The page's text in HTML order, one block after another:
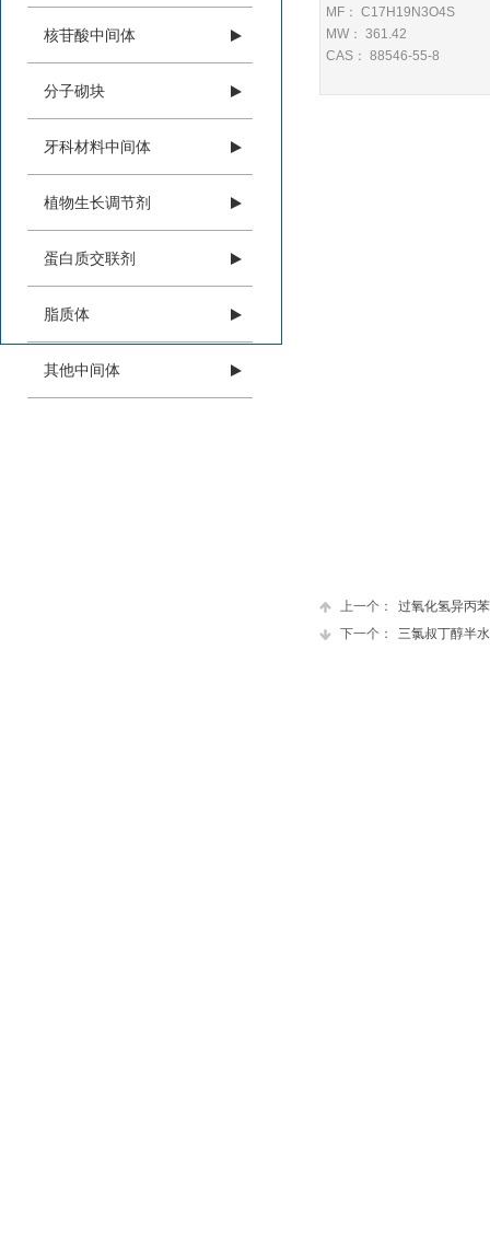
核苷酸中间体
分子砌块
牙科材料中间体
植物生长调节剂
蛋白质交联剂
脂质体
其他中间体
MF： C17H19N3O4S
MW： 361.42
CAS： 88546-55-8
上一个：
过氧化氢异丙苯
下一个：
三氯叔丁醇半